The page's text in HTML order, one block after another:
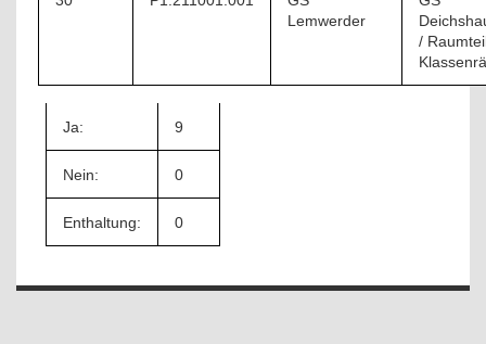
Lemwerder
/
Ja: 9
Nein: 0
Enthaltung: 0